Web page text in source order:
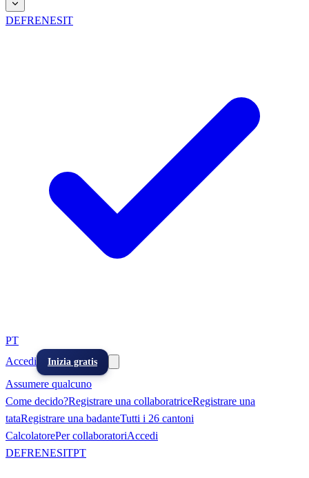
DEFRENESIT
PT
Accedi
Inizia gratis
Assumere qualcuno
Come decido?Registrare una collaboratriceRegistrare una
tataRegistrare una badanteTutti i 26 cantoni
CalcolatorePer collaboratoriAccedi
DEFRENESITPT